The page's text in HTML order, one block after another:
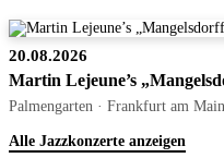
20.08.2026
Martin Lejeune’s
Palmengarten · Frankfurt am Main
Alle Jazzkonzerte anzeigen